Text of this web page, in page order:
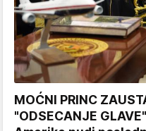
MOĆNI PRINC
"ODSECANJE